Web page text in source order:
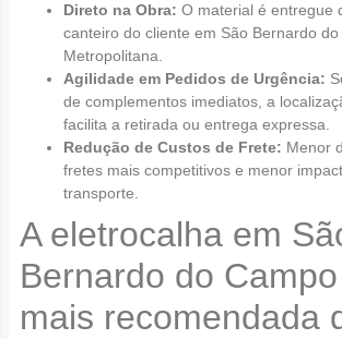
Direto na Obra: O material é entregue
canteiro do cliente em São Bernardo
Metropolitana.
Agilidade em Pedidos de Urgência:
de complementos imediatos, a
facilita a retirada ou entrega expressa.
Redução de Custos de Frete: Menor
fretes mais competitivos e menor
transporte.
A eletrocalha em
Bernardo do
mais recomendada